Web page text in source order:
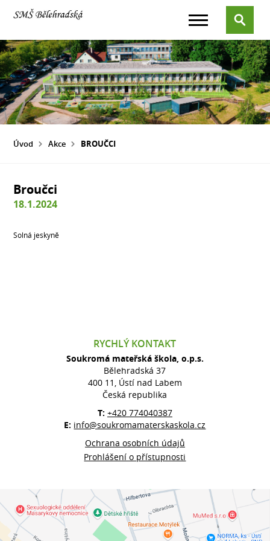
Úvod Akce BROUČCI
Broučci
18.1.2024
Solná jeskyně
RYCHLÝ KONTAKT
Soukromá mateřská škola, o.p.s.
Bělehradská 37
400 11, Ústí nad Labem
Česká republika
T: +420 774040387
E: info@soukromamaterskaskola.cz
Ochrana osobních údajů
Prohlášení o přístupnosti